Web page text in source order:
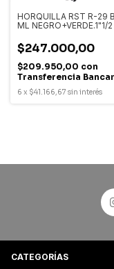
HORQUILLA RST R-29
ML NEGRO+VERDE.1"1/
$247.000,00
$209.950,00 con
Transferencia
6 x $41.166,67 sin interés
CATEGORÍAS